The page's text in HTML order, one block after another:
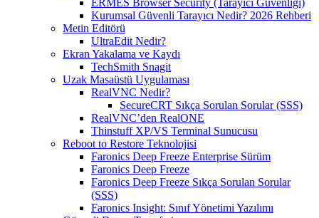
ERMES Browser Security (Tarayıcı Güvenliği)
Kurumsal Güvenli Tarayıcı Nedir? 2026 Rehberi
Metin Editörü
UltraEdit Nedir?
Ekran Yakalama ve Kaydı
TechSmith Snagit
Uzak Masaüstü Uygulaması
RealVNC Nedir?
SecureCRT Sıkça Sorulan Sorular (SSS)
RealVNC’den RealONE
Thinstuff XP/VS Terminal Sunucusu
Reboot to Restore Teknolojisi
Faronics Deep Freeze Enterprise Sürüm
Faronics Deep Freeze
Faronics Deep Freeze Sıkça Sorulan Sorular
(SSS)
Faronics Insight: Sınıf Yönetimi Yazılımı